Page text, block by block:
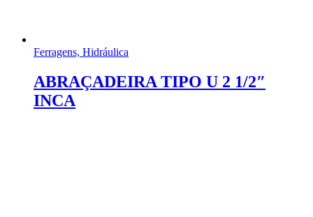
Ferragens, Hidráulica
ABRAÇADEIRA TIPO U 2 1/2″
INCA